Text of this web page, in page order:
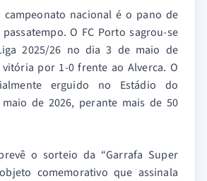
campeonato nacional é o pano de
O FC Porto sagrou-se
2025/26 no dia 3 de maio de
por 1-0 frente ao Alverca. O
erguido no Estádio do
de 2026, perante mais de 50
o sorteio da “Garrafa Super
comemorativo que assinala